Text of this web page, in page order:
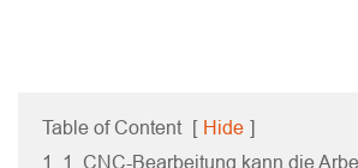
Table of Content [ Hide ]
1. 1. CNC-Bearbeitung kann die